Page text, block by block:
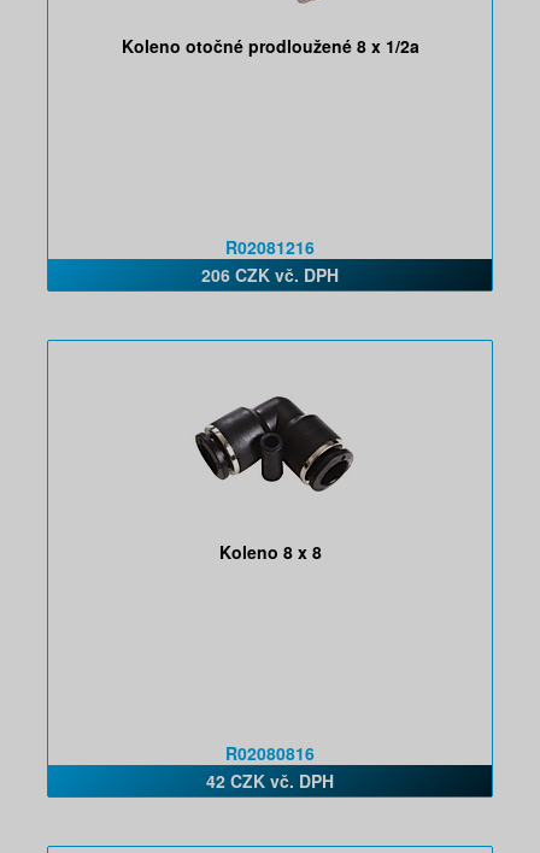
Koleno otočné prodloužené 8 x 1/2a
R02081216
206 CZK vč. DPH
Koleno 8 x 8
R02080816
42 CZK vč. DPH